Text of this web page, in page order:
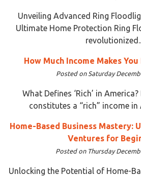
Unveiling Advanced Ring
Ultimate Home Protection Ring
How Much Income Makes
Posted on Saturday
What Defines ‘Rich’ in
constitutes a “rich” income in
Home-Based Business Mastery:
Ventures for
Posted on Thursday
Unlocking the Potential of Home-